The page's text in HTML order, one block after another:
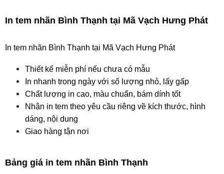
In tem nhãn Bình Thạnh tại Mã Vạch Hưng Phát
In tem nhãn Bình Thạnh tại Mã Vạch Hưng Phát
Thiết kế miễn phí nếu chưa có mẫu
In nhanh trong ngày với số lượng nhỏ, lấy gấp
Chất lượng in cao, màu chuẩn, bám dính tốt
Nhận in tem theo yêu cầu riêng về kích thước, hình
dáng, nội dung
Giao hàng tận nơi
Bảng giá in tem nhãn Bình Thạnh